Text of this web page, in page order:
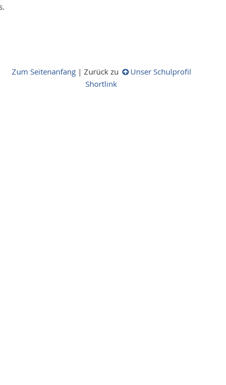
Zum Seitenanfang | Zurück zu
Unser Schulprofil
Shortlink